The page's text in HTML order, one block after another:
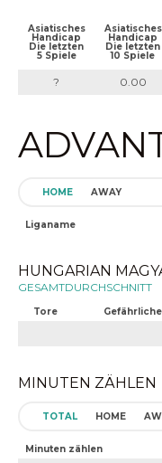
Asiatisches
Handicap
Die letzten
5 Spiele
Asiatisches
Handicap
Die letzten
10 Spiele
? 0.00
HOME AWAY
Liganame
HUNGARIAN
GESAMTDURCHSCHNITT
Tore
MINUTEN ZÄHLEN
TOTAL HOME
Minuten zählen